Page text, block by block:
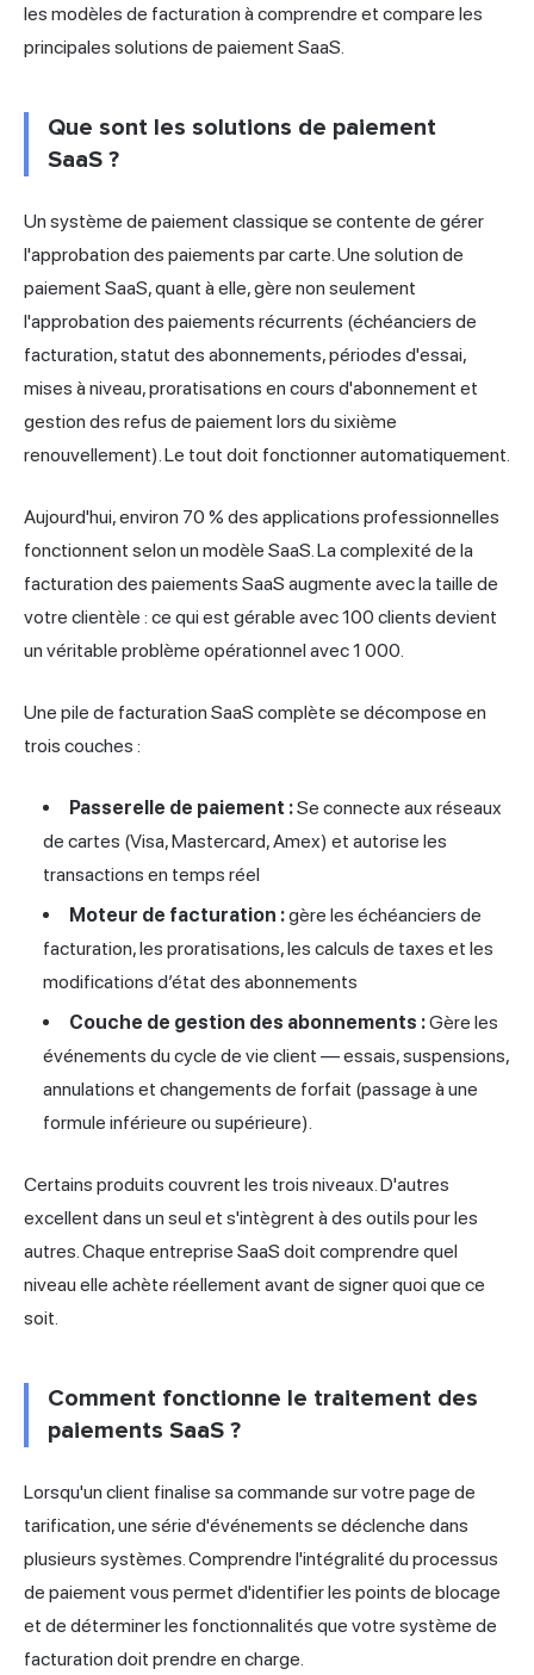
les modèles de facturation à comprendre et compare les
principales solutions de paiement SaaS.
Que sont les solutions de paiement
SaaS ?
Un système de paiement classique se contente de gérer
l'approbation des paiements par carte. Une solution de
paiement SaaS, quant à elle, gère non seulement
l'approbation des paiements récurrents (échéanciers de
facturation, statut des abonnements, périodes d'essai,
mises à niveau, proratisations en cours d'abonnement et
gestion des refus de paiement lors du sixième
renouvellement). Le tout doit fonctionner automatiquement.
Aujourd'hui, environ 70 % des applications professionnelles
fonctionnent selon un modèle SaaS. La complexité de la
facturation des paiements SaaS augmente avec la taille de
votre clientèle : ce qui est gérable avec 100 clients devient
un véritable problème opérationnel avec 1 000.
Une pile de facturation SaaS complète se décompose en
trois couches :
Passerelle de paiement :Se connecte aux réseaux
de cartes (Visa, Mastercard, Amex) et autorise les
transactions en temps réel
Moteur de facturation :gère les échéanciers de
facturation, les proratisations, les calculs de taxes et les
modifications d’état des abonnements
Couche de gestion des abonnements :Gère les
événements du cycle de vie client — essais, suspensions,
annulations et changements de forfait (passage à une
formule inférieure ou supérieure).
Certains produits couvrent les trois niveaux. D'autres
excellent dans un seul et s'intègrent à des outils pour les
autres. Chaque entreprise SaaS doit comprendre quel
niveau elle achète réellement avant de signer quoi que ce
soit.
Comment fonctionne le traitement des
paiements SaaS ?
Lorsqu'un client finalise sa commande sur votre page de
tarification, une série d'événements se déclenche dans
plusieurs systèmes. Comprendre l'intégralité du processus
de paiement vous permet d'identifier les points de blocage
et de déterminer les fonctionnalités que votre système de
facturation doit prendre en charge.